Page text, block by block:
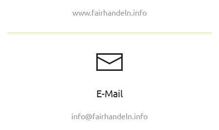
www.fairhandeln.info
E-Mail
info@fairhandeln.info